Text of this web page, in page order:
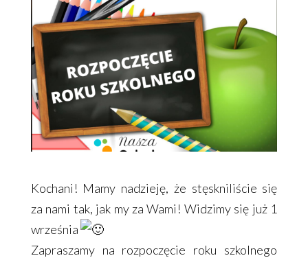
Kochani! Mamy nadzieję, że stęskniliście się
za nami tak, jak my za Wami! Widzimy się już 1
września
Zapraszamy na rozpoczęcie roku szkolnego